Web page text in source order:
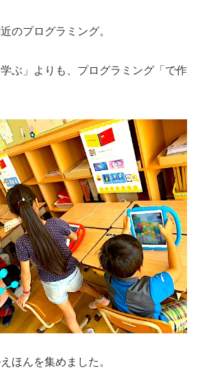
のプログラミング。
ぶ」よりも、プログラミング「で作
ほんを集めました。